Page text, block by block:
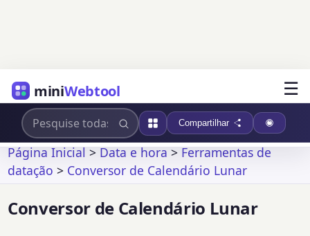
miniWebtool ☰
Compartilhar
Página Inicial>Data e hora>Ferramentas de
datação > Conversor de Calendário Lunar
Conversor de Calendário Lunar